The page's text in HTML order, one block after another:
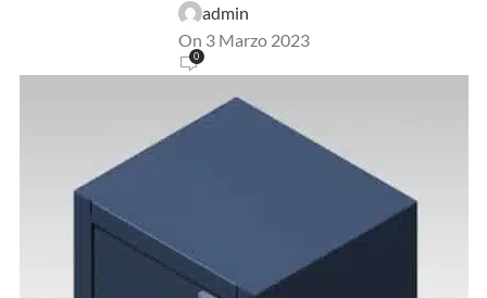
admin
On 3 Marzo 2023
0